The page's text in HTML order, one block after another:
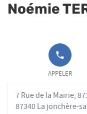
AFO
Noémie
APPELER LE
POINT DE
VENTE
TERRASSIER
AU
APPELER
7 Rue de la Mairie,
87340 La jonchère-